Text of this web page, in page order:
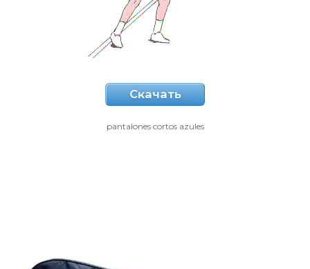
Скачать
pantalones cortos azules